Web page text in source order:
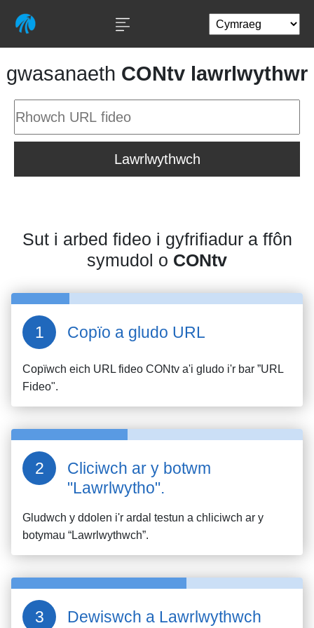
gwasanaeth CONtv lawrlwythwr
Lawrlwythwch
Sut i arbed fideo i gyfrifiadur a ffôn
symudol o CONtv
Copïo a gludo URL
Copïwch eich URL fideo CONtv a'i gludo i'r bar ”URL
Fideo".
Cliciwch ar y botwm
"Lawrlwytho".
Gludwch y ddolen i'r ardal testun a chliciwch ar y
botymau “Lawrlwythwch”.
Dewiswch a Lawrlwythwch